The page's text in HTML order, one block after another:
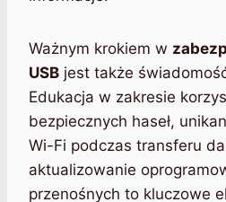
Ważnym krokiem w
USB jest także
Edukacja w zakresie
bezpiecznych haseł,
Wi-Fi podczas transferu
aktualizowanie
przenośnych to kluczowe